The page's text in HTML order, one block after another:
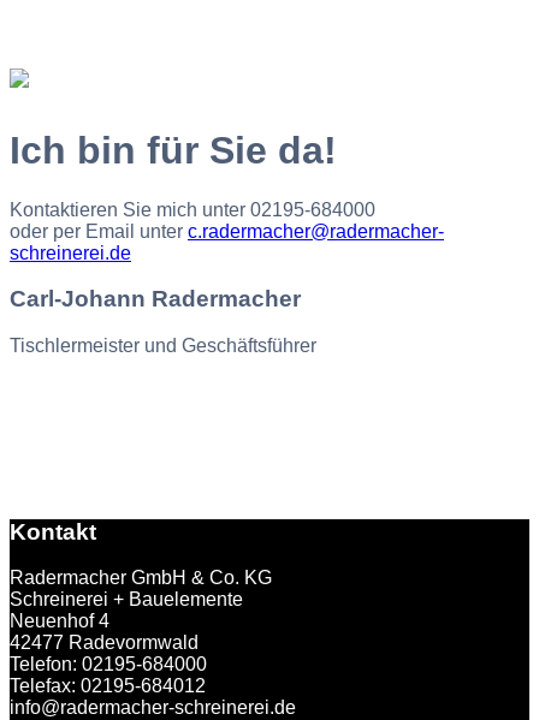
Ich bin für Sie da!
Kontaktieren Sie mich unter 02195-684000
oder per Email unter c.radermacher@radermacher-
schreinerei.de
Carl-Johann Radermacher
Tischlermeister und Geschäftsführer
Kontakt
Radermacher GmbH & Co. KG
Schreinerei + Bauelemente
Neuenhof 4
42477 Radevormwald
Telefon: 02195-684000
Telefax: 02195-684012
info@radermacher-schreinerei.de